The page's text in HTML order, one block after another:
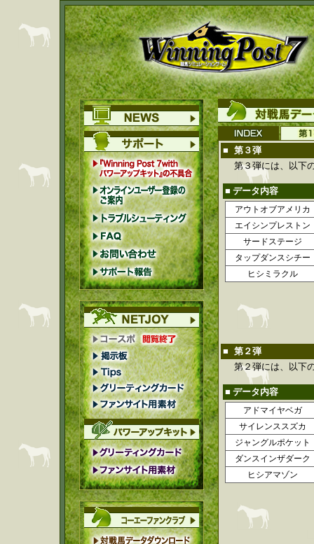
■ 第３弾
第３弾には、以下
■ データ内容
アウトオブアメリカ
エイシンプレストン
サードステージ
タップダンスシチー
ヒシミラクル
■ 第２弾
第２弾には、以下
■ データ内容
アドマイヤベガ
サイレンススズカ
ジャングルポケット
ダンスインザダーク
ヒシアマゾン